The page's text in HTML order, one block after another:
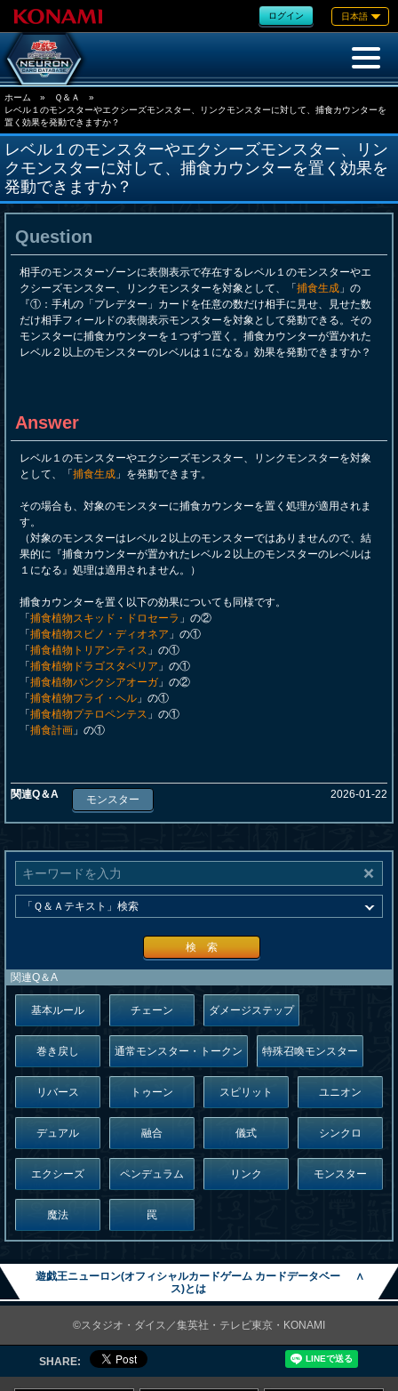
ログイン 日本語
ホーム » Ｑ＆Ａ
»
レベル１のモンスターやエクシーズモンスター、リンクモンスターに対して、捕食カウンターを
置く効果を発動できますか？
レベル１のモンスターやエクシーズモンスター、リン
クモンスターに対して、捕食カウンターを置く効果を
発動できますか？
Question
相手のモンスターゾーンに表側表示で存在するレベル１のモンスターやエ
クシーズモンスター、リンクモンスターを対象として、「 捕食生成 」の
『①：手札の「プレデター」カードを任意の数だけ相手に見せ、見せた数
だけ相手フィールドの表側表示モンスターを対象として発動できる。その
モンスターに捕食カウンターを１つずつ置く。捕食カウンターが置かれた
レベル２以上のモンスターのレベルは１になる』効果を発動できますか？
Answer
レベル１のモンスターやエクシーズモンスター、リンクモンスターを対象
として、「 捕食生成 」を発動できます。
その場合も、対象のモンスターに捕食カウンターを置く処理が適用されま
す。
（対象のモンスターはレベル２以上のモンスターではありませんので、結
果的に『捕食カウンターが置かれたレベル２以上のモンスターのレベルは
１になる』処理は適用されません。）
捕食カウンターを置く以下の効果についても同様です。
「 捕食植物スキッド・ドロセーラ 」の②
「 捕食植物スピノ・ディオネア 」の①
「 捕食植物トリアンティス 」の①
「 捕食植物ドラゴスタペリア 」の①
「 捕食植物バンクシアオーガ 」の②
「 捕食植物フライ・ヘル 」の①
「 捕食植物プテロペンテス 」の①
「 捕食計画 」の①
関連Q＆A モンスター 2026-01-22
検 索
関連Q＆A
基本ルール チェーン ダメージステップ
巻き戻し 通常モンスター・トークン 特殊召喚モンスター
リバース トゥーン スピリット ユニオン
デュアル 融合 儀式 シンクロ
エクシーズ ペンデュラム リンク モンスター
魔法 罠
遊戯王ニューロン(オフィシャルカードゲーム カードデータベー
ス)とは
∧
©スタジオ・ダイス／集英社・テレビ東京・KONAMI
SHARE: